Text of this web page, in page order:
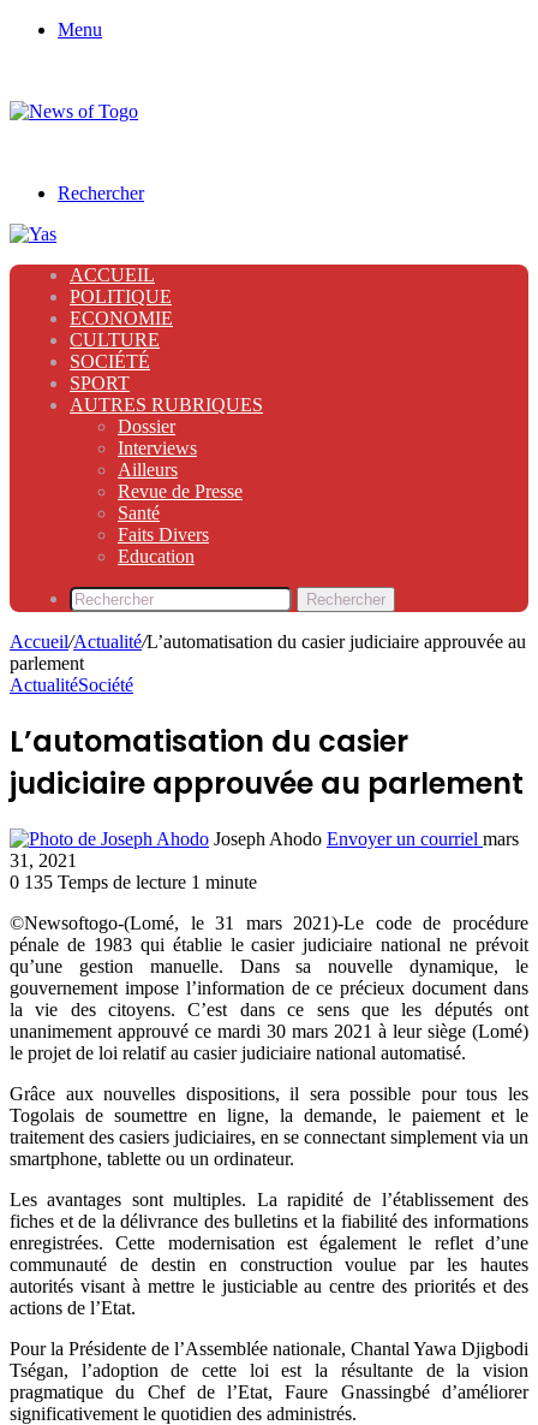
Menu
Rechercher
ACCUEIL
POLITIQUE
ECONOMIE
CULTURE
SOCIÉTÉ
SPORT
AUTRES RUBRIQUES
Dossier
Interviews
Ailleurs
Revue de Presse
Santé
Faits Divers
Education
Rechercher
Accueil/Actualité/L’automatisation du casier judiciaire approuvée au
parlement
ActualitéSociété
L’automatisation du casier
judiciaire approuvée au parlement
Joseph Ahodo Envoyer un courriel mars
31, 2021
0 135 Temps de lecture 1 minute
©Newsoftogo-(Lomé, le 31 mars 2021)-Le code de procédure
pénale de 1983 qui établie le casier judiciaire national ne prévoit
qu’une gestion manuelle. Dans sa nouvelle dynamique, le
gouvernement impose l’information de ce précieux document dans
la vie des citoyens. C’est dans ce sens que les députés ont
unanimement approuvé ce mardi 30 mars 2021 à leur siège (Lomé)
le projet de loi relatif au casier judiciaire national automatisé.
Grâce aux nouvelles dispositions, il sera possible pour tous les
Togolais de soumettre en ligne, la demande, le paiement et le
traitement des casiers judiciaires, en se connectant simplement via un
smartphone, tablette ou un ordinateur.
Les avantages sont multiples. La rapidité de l’établissement des
fiches et de la délivrance des bulletins et la fiabilité des informations
enregistrées. Cette modernisation est également le reflet d’une
communauté de destin en construction voulue par les hautes
autorités visant à mettre le justiciable au centre des priorités et des
actions de l’Etat.
Pour la Présidente de l’Assemblée nationale, Chantal Yawa Djigbodi
Tségan, l’adoption de cette loi est la résultante de la vision
pragmatique du Chef de l’Etat, Faure Gnassingbé d’améliorer
significativement le quotidien des administrés.